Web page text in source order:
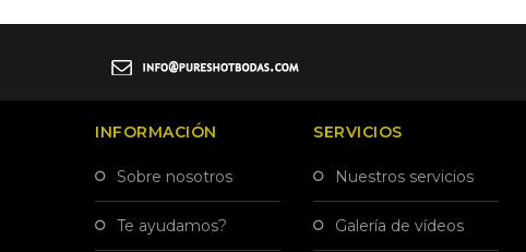
INFORMACIÓN
sobre nosotros
te ayudamos?
SERVICIOS
nuestros servicios
galería de vídeos